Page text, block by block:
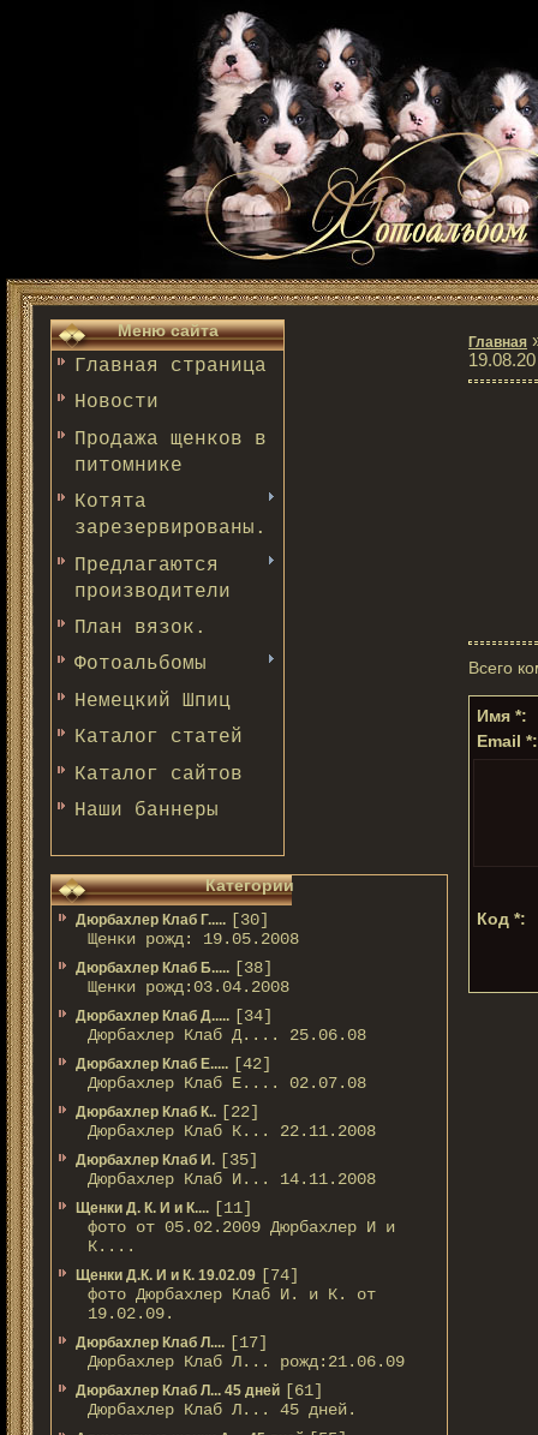
Меню сайта
Главная страница
Новости
Продажа щенков в
питомнике
Котята
зарезервированы.
Предлагаются
производители
План вязок.
Фотоальбомы
Немецкий Шпиц
Каталог статей
Каталог сайтов
Наши баннеры
Категории
Дюрбахлер Клаб Г..... [30]
Щенки рожд: 19.05.2008
Дюрбахлер Клаб Б..... [38]
Щенки рожд:03.04.2008
Дюрбахлер Клаб Д..... [34]
Дюрбахлер Клаб Д.... 25.06.08
Дюрбахлер Клаб Е..... [42]
Дюрбахлер Клаб Е.... 02.07.08
Дюрбахлер Клаб К.. [22]
Дюрбахлер Клаб К... 22.11.2008
Дюрбахлер Клаб И. [35]
Дюрбахлер Клаб И... 14.11.2008
Щенки Д. К. И и К.... [11]
фото от 05.02.2009 Дюрбахлер И и
К....
Щенки Д.К. И и К. 19.02.09 [74]
фото Дюрбахлер Клаб И. и К. от
19.02.09.
Дюрбахлер Клаб Л.... [17]
Дюрбахлер Клаб Л... рожд:21.06.09
Дюрбахлер Клаб Л... 45 дней [61]
Дюрбахлер Клаб Л... 45 дней.
Главная
Всего
Имя *:
Email *:
Код *: